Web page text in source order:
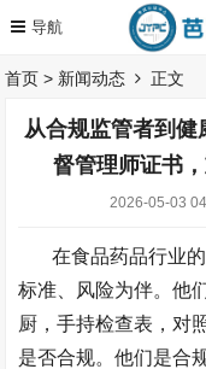
首页 > 新闻动态 正文
从合规监管者到
督管理师证书
2026-05-03
在食品药品行业
标准、风险为伴。他
厨，手持检查表，对
是否合规。他们是合